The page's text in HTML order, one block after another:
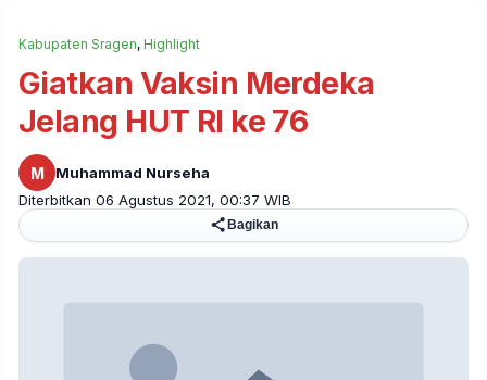
Kabupaten Sragen, Highlight
Giatkan Vaksin Merdeka
Jelang HUT RI ke 76
M
Muhammad Nurseha
Diterbitkan 06 Agustus 2021, 00:37 WIB
Bagikan